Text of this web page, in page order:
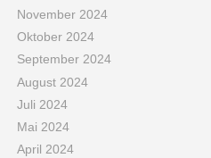
November 2024
Oktober 2024
September 2024
August 2024
Juli 2024
Mai 2024
April 2024